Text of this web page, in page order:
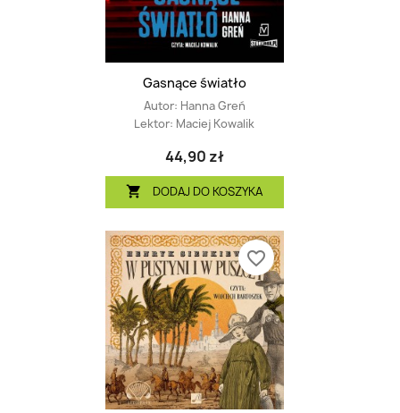
Gasnące światło
Autor: Hanna Greń
Lektor: Maciej Kowalik
44,90 zł
 DODAJ DO KOSZYKA
favorite_border